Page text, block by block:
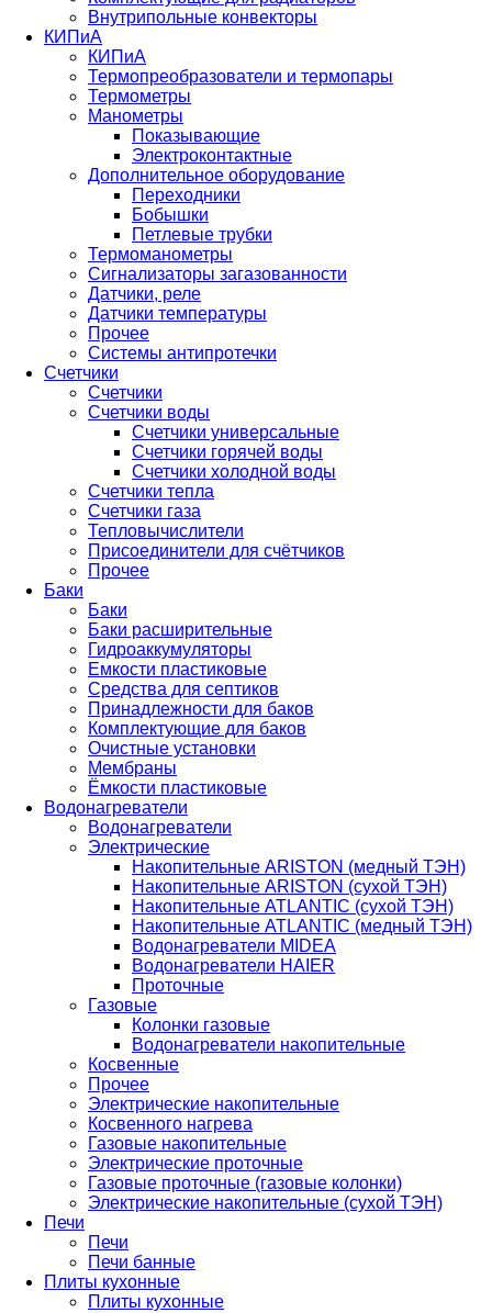
Внутрипольные конвекторы
КИПиА
КИПиА
Термопреобразователи и термопары
Термометры
Манометры
Показывающие
Электроконтактные
Дополнительное оборудование
Переходники
Бобышки
Петлевые трубки
Термоманометры
Сигнализаторы загазованности
Датчики, реле
Датчики температуры
Прочее
Системы антипротечки
Счетчики
Счетчики
Счетчики воды
Счетчики универсальные
Счетчики горячей воды
Счетчики холодной воды
Счетчики тепла
Счетчики газа
Тепловычислители
Присоединители для счётчиков
Прочее
Баки
Баки
Баки расширительные
Гидроаккумуляторы
Емкости пластиковые
Средства для септиков
Принадлежности для баков
Комплектующие для баков
Очистные установки
Мембраны
Ёмкости пластиковые
Водонагреватели
Водонагреватели
Электрические
Накопительные ARISTON (медный ТЭН)
Накопительные ARISTON (сухой ТЭН)
Накопительные ATLANTIC (сухой ТЭН)
Накопительные ATLANTIC (медный ТЭН)
Водонагреватели MIDEA
Водонагреватели HAIER
Проточные
Газовые
Колонки газовые
Водонагреватели накопительные
Косвенные
Прочее
Электрические накопительные
Косвенного нагрева
Газовые накопительные
Электрические проточные
Газовые проточные (газовые колонки)
Электрические накопительные (сухой ТЭН)
Печи
Печи
Печи банные
Плиты кухонные
Плиты кухонные